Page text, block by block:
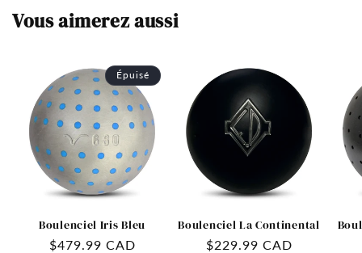
Vous aimerez aussi
Épuisé
Boulenciel Iris Bleu
Prix
$479.99 CAD
Boulenciel La Continental
Prix
$229.99 CAD